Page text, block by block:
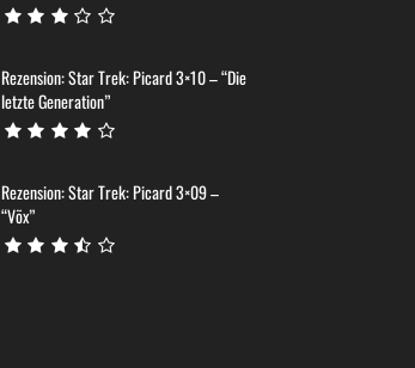
Rezension: Star Trek: Picard 3×10 – “Die
letzte Generation”
Rezension: Star Trek: Picard 3×09 –
“Võx”